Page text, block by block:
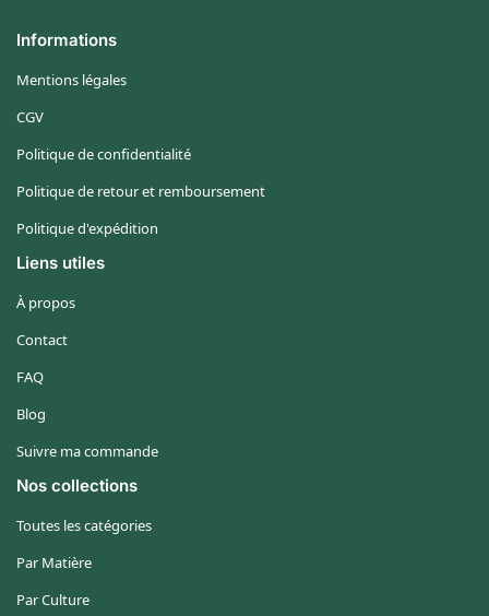
Informations
Mentions légales
CGV
Politique de confidentialité
Politique de retour et remboursement
Politique d'expédition
Liens utiles
À propos
Contact
FAQ
Blog
Suivre ma commande
Nos collections
Toutes les catégories
Par Matière
Par Culture